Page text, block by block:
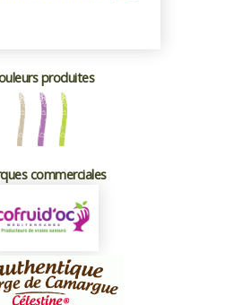
produites
commerciales